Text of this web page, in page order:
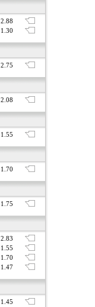
2.88
1.30
2.75
2.08
1.55
1.70
1.75
2.83
1.55
1.70
1.47
1.45